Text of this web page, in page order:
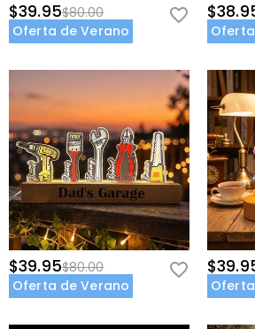
$39.95$80.00
Oferta de Verano
$39.95$80.00
Oferta de Verano